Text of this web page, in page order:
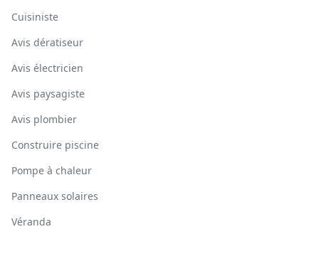
Cuisiniste
Avis dératiseur
Avis électricien
Avis paysagiste
Avis plombier
Construire piscine
Pompe à chaleur
Panneaux solaires
Véranda